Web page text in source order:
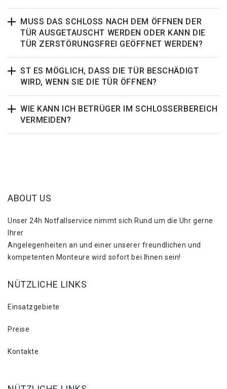
MUSS DAS SCHLOSS NACH DEM ÖFFNEN DER
TÜR AUSGETAUSCHT WERDEN ODER KANN DIE
TÜR ZERSTÖRUNGSFREI GEÖFFNET WERDEN?
ST ES MÖGLICH, DASS DIE TÜR BESCHÄDIGT
WIRD, WENN SIE DIE TÜR ÖFFNEN?
WIE KANN ICH BETRÜGER IM SCHLOSSERBEREICH
VERMEIDEN?
ABOUT US
Unser 24h Notfallservice nimmt sich Rund um die Uhr gerne
Ihrer
Angelegenheiten an und einer unserer freundlichen und
kompetenten Monteure wird sofort bei Ihnen sein!
NÜTZLICHE LINKS
Einsatzgebiete
Preise
Kontakte